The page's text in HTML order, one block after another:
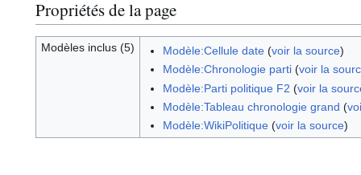
Propriétés de la page
Modèles inclus (5) Modèle:Cellule date(voir la source)
Modèle:Chronologie parti(voir la
Modèle:Parti politique F2 (voir la
Modèle:Tableau chronologie grand (
Modèle:WikiPolitique(voir la source)